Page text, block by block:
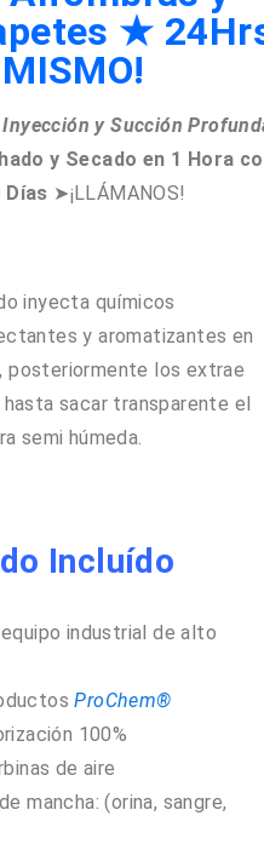
★
MISMO!
y Succión
y Secado en 1 Hora
Días ➤¡LLÁMANOS!
inyecta químicos
y aromatizantes en
posteriormente los extrae
sacar transparente el
semi húmeda.
Incluído
industrial de alto
ProChem®
100%
de aire
mancha: (orina, sangre,